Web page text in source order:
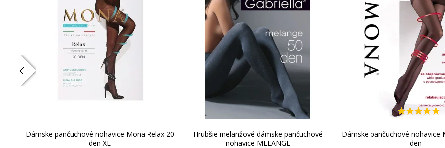
7.01 EUR
Dámske pančuchové nohavice Mona Relax 20
den XL
Hrubšie melanžové dámske pančuchové
nohavice MELANGE
Dámske pančuchové nohavice
den